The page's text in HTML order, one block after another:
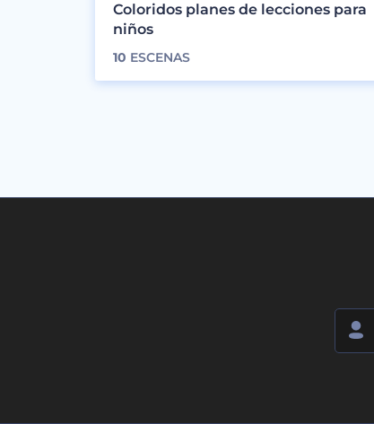
Coloridos planes de lecciones para
niños
10 ESCENAS